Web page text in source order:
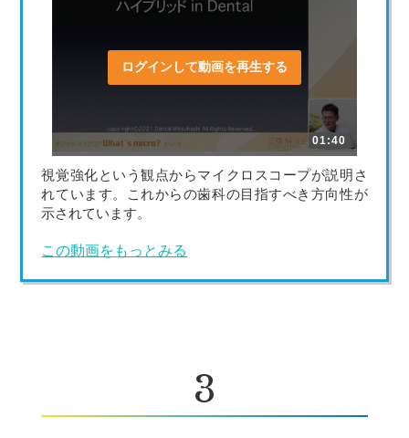
ログインして動画を再生する
01:40
視覚強化という観点からマイクロスコープが説明さ
れています。これからの歯科の目指すべき方向性が
示されています。
この動画をもっとみる
3